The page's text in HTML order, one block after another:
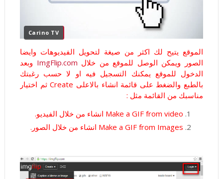
Carino TV
الموقع يتيح لك اكثر من صيغة لتحويل الفيديوهات وايضا
الصور ويمكن الوصل للموقع من خلال ImgFlip.com وبعد
الدخول للموقع يمكنك التسجيل فيه او لا حسب رغبتك
بالطبع والضغط على قائمة انشاء بالاعلى Create ثم اختيار
مناسبك من القائمة مثل :
Make a GIF from video انشاء من خلال الفيديو.
Make a GIF from Images انشاء من خلال الصور.